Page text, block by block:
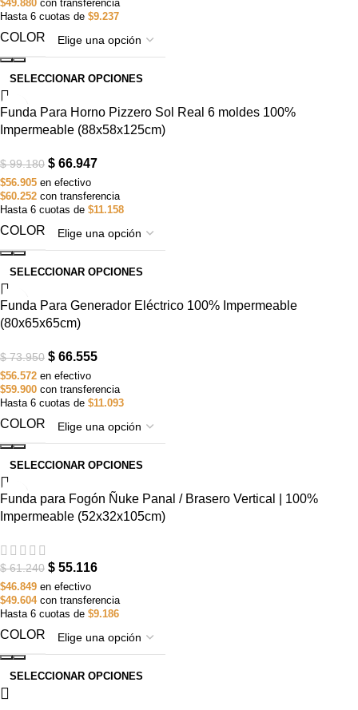
$49.880 con transferencia
Hasta 6 cuotas de $9.237
COLOR
SELECCIONAR OPCIONES
Funda Para Horno Pizzero Sol Real 6 moldes 100%
Impermeable (88x58x125cm)
$99.180 $ 66.947
$56.905 en efectivo
$60.252 con transferencia
Hasta 6 cuotas de $11.158
COLOR
SELECCIONAR OPCIONES
Funda Para Generador Eléctrico 100% Impermeable
(80x65x65cm)
$73.950 $ 66.555
$56.572 en efectivo
$59.900 con transferencia
Hasta 6 cuotas de $11.093
COLOR
SELECCIONAR OPCIONES
Funda para Fogón Ñuke Panal / Brasero Vertical | 100%
Impermeable (52x32x105cm)
$61.240 $ 55.116
$46.849 en efectivo
$49.604con transferencia
Hasta 6 cuotas de $9.186
COLOR
SELECCIONAR OPCIONES